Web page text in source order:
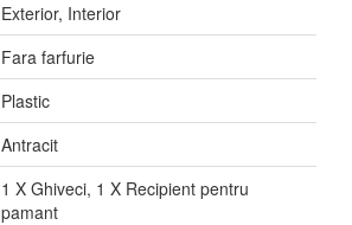
Exterior, Interior
Fara farfurie
Plastic
Antracit
1 X Ghiveci, 1 X Recipient pentru
pamant